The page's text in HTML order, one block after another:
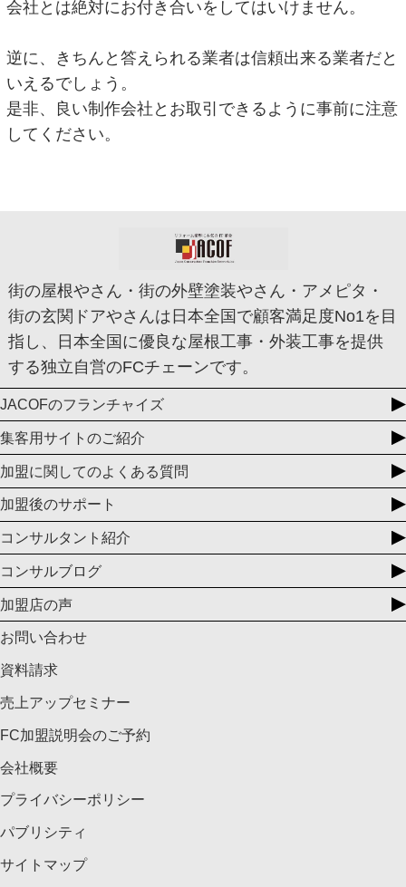
会社とは絶対にお付き合いをしてはいけません。
逆に、きちんと答えられる業者は信頼出来る業者だと
いえるでしょう。
是非、良い制作会社とお取引できるように事前に注意
してください。
街の屋根やさん・街の外壁塗装やさん・アメピタ・
街の玄関ドアやさんは日本全国で顧客満足度No1を目
指し、日本全国に優良な屋根工事・外装工事を提供
する独立自営のFCチェーンです。
JACOFのフランチャイズ
集客用サイトのご紹介
加盟に関してのよくある質問
加盟後のサポート
コンサルタント紹介
コンサルブログ
加盟店の声
お問い合わせ
資料請求
売上アップセミナー
FC加盟説明会のご予約
会社概要
プライバシーポリシー
パブリシティ
サイトマップ